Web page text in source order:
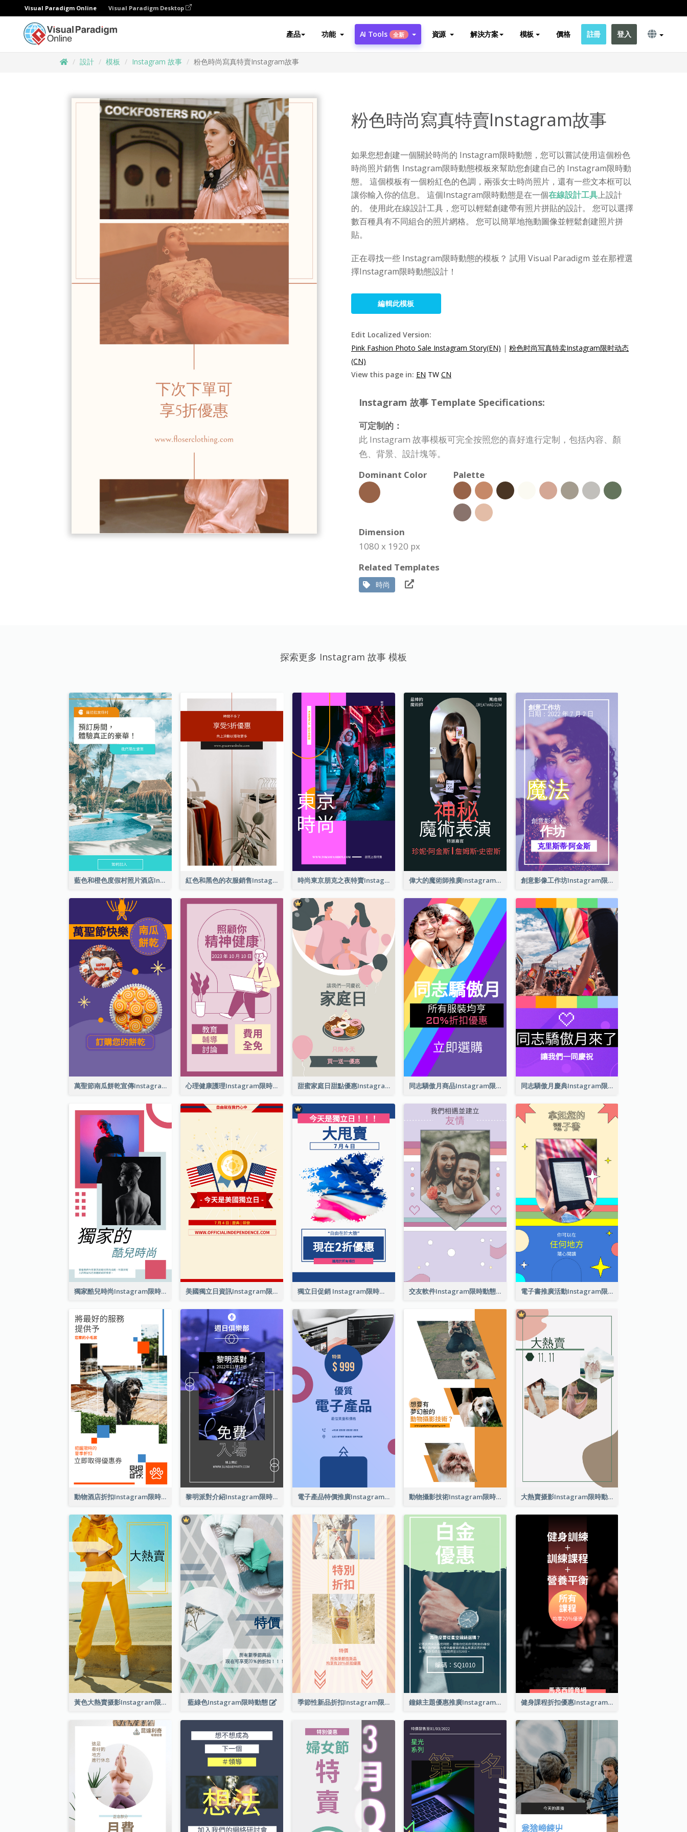
Visual Paradigm Online Visual Paradigm Desktop
產品 功能 AI Tools 全新 資源 解決方案 模板 價格 註冊 登入
設計 模板 Instagram 故事 粉色時尚寫真特賣Instagram故事
粉色時尚寫真特賣Instagram故事
如果您想創建一個關於時尚的 Instagram限時動態，您可以嘗試使用這個粉色
時尚照片銷售 Instagram限時動態模板來幫助您創建自己的 Instagram限時動
態。 這個模板有一個粉紅色的色調，兩張女士時尚照片，還有一些文本框可以
讓你輸入你的信息。 這個Instagram限時動態是在一個在線設計工具上設計
的。 使用此在線設計工具，您可以輕鬆創建帶有照片拼貼的設計。 您可以選擇
數百種具有不同組合的照片網格。 您可以簡單地拖動圖像並輕鬆創建照片拼
貼。
正在尋找一些 Instagram限時動態的模板？ 試用 Visual Paradigm 並在那裡選
擇Instagram限時動態設計！
編輯此模板
Edit Localized Version:
Pink Fashion Photo Sale Instagram Story(EN) | 粉色时尚写真特卖Instagram限时动态
(CN)
View this page in: EN TW CN
Instagram 故事 Template Specifications:
可定制的：
此 Instagram 故事模板可完全按照您的喜好進行定制，包括內容、顏
色、背景、設計塊等。
Dominant Color
Palette
Dimension
1080 x 1920 px
Related Templates
時尚
探索更多 Instagram 故事 模板
藍色和橙色度假村照片酒店Instagram限時動態 紅色和黑色的衣服銷售Instagram限時動態 時尚東京朋克之夜特賣Instagram限時動態 偉大的魔術師推廣Instagram限時動態 創意影像工作坊Instagram限時動態
萬聖節南瓜餅乾宣傳Instagram限時動態 心理健康護理Instagram限時動態 甜蜜家庭日甜點優惠Instagram限時動態 同志驕傲月商品Instagram限時動態 同志驕傲月慶典Instagram限時動態
獨家酷兒時尚Instagram限時動態 美國獨立日資訊Instagram限時動態 獨立日促銷 Instagram限時動態 交友軟件Instagram限時動態 電子書推廣活動Instagram限時動態
動物酒店折扣Instagram限時動態 黎明派對介紹Instagram限時動態 電子產品特價推廣Instagram限時動態 動物攝影技術Instagram限時動態 大熱賣摄影Instagram限時動態
黃色大熱賣摄影Instagram限時動態 藍綠色Instagram限時動態 季節性新品折扣Instagram限時動態 鐘錶主題優惠推廣Instagram限時動態 健身課程折扣優惠Instagram限時動態